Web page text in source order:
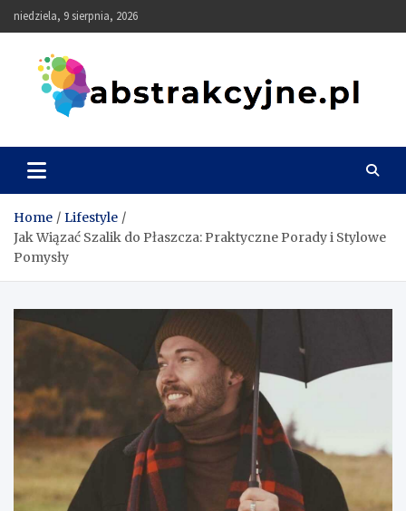
Skip
to
niedziela, 9 sierpnia, 2026
Abstrakcyjne
Home
Lifestyle
Jak Wiązać Szalik do Płaszcza: Praktyczne Porady i Stylowe
Pomysły